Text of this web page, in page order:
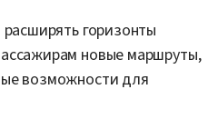
горизонты
новые маршруты,
возможности для